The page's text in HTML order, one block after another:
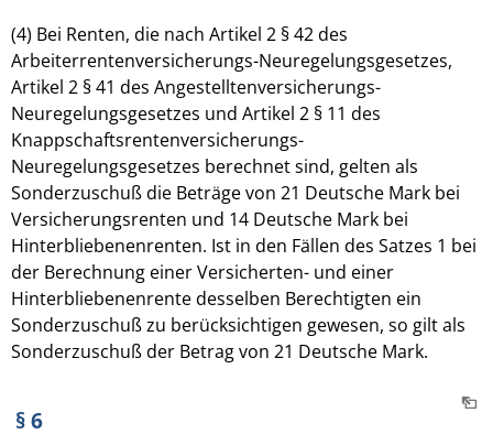
(4) Bei Renten, die nach Artikel 2 § 42 des
Arbeiterrentenversicherungs-Neuregelungsgesetzes,
Artikel 2 § 41 des Angestelltenversicherungs-
Neuregelungsgesetzes und Artikel 2 § 11 des
Knappschaftsrentenversicherungs-
Neuregelungsgesetzes berechnet sind, gelten als
Sonderzuschuß die Beträge von 21 Deutsche Mark bei
Versicherungsrenten und 14 Deutsche Mark bei
Hinterbliebenenrenten. Ist in den Fällen des Satzes 1 bei
der Berechnung einer Versicherten- und einer
Hinterbliebenenrente desselben Berechtigten ein
Sonderzuschuß zu berücksichtigen gewesen, so gilt als
Sonderzuschuß der Betrag von 21 Deutsche Mark.
§ 6